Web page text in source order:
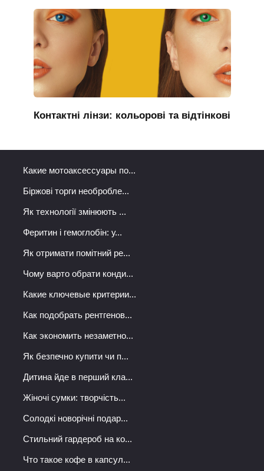
Контактні лінзи: кольорові та відтінкові
Какие мотоаксессуары по...
Біржові торги необробле...
Як технології змінюють ...
Феритин і гемоглобін: у...
Як отримати помітний ре...
Чому варто обрати конди...
Какие ключевые критерии...
Как подобрать рентгенов...
Как экономить незаметно...
Як безпечно купити чи п...
Дитина йде в перший кла...
Жіночі сумки: творчість...
Солодкі новорічні подар...
Стильний гардероб на ко...
Что такое кофе в капсул...